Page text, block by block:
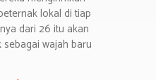
lokal di tiap
dari 26 itu akan
wajah baru